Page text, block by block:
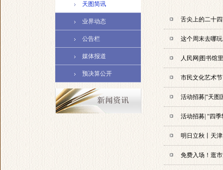
天图简讯
业界动态
公告栏
媒体报道
预决算公开
舌尖上的二十
这个周末去哪
人民网|图书馆
市民文化艺术
活动招募|“天图
活动招募| “四
明日立秋丨天
免费入场！逛